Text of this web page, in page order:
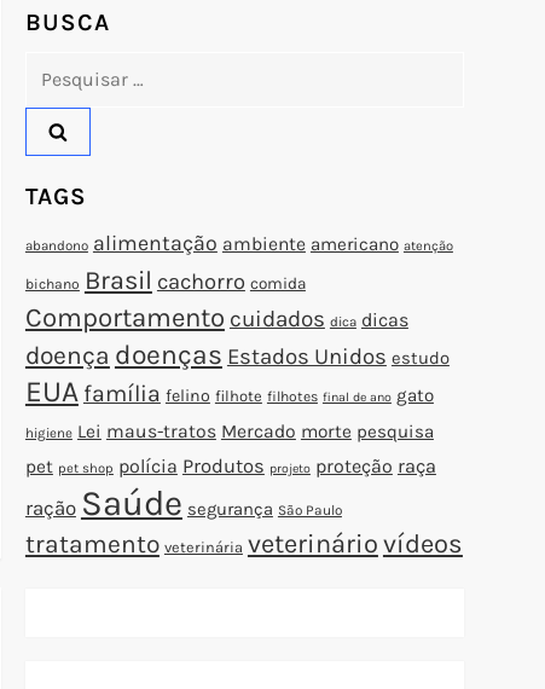
BUSCA
Pesquisar
TAGS
abandono alimentação ambiente americano atenção
bichano Brasil cachorro comida
Comportamento cuidados dica dicas
doença doenças Estados Unidos estudo
EUA família felino filhote filhotes final de ano gato
higiene Lei maus-tratos Mercado morte pesquisa
pet pet shop polícia Produtos projeto proteção raça
ração Saúde segurança São Paulo
tratamento veterinária veterináriovídeos